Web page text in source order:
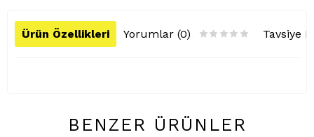
Ürün Özellikleri Yorumlar (0) Tavsiye
BENZER ÜRÜNLER